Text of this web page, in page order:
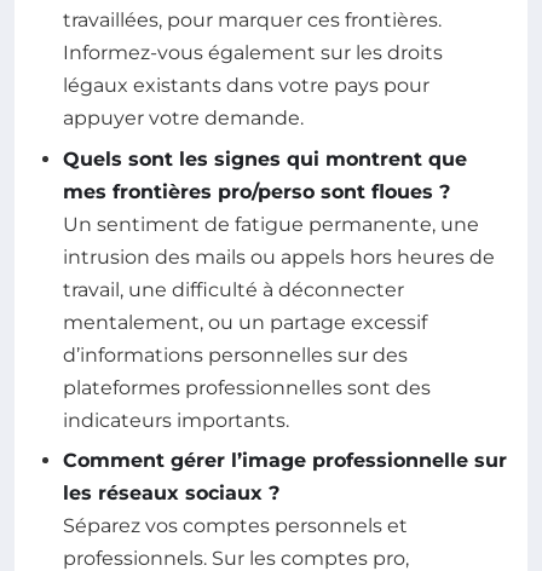
travaillées, pour marquer ces frontières.
Informez-vous également sur les droits
légaux existants dans votre pays pour
appuyer votre demande.
Quels sont les signes qui montrent que
mes frontières pro/perso sont floues ?
Un sentiment de fatigue permanente, une
intrusion des mails ou appels hors heures de
travail, une difficulté à déconnecter
mentalement, ou un partage excessif
d’informations personnelles sur des
plateformes professionnelles sont des
indicateurs importants.
Comment gérer l’image professionnelle sur
les réseaux sociaux ?
Séparez vos comptes personnels et
professionnels. Sur les comptes pro,